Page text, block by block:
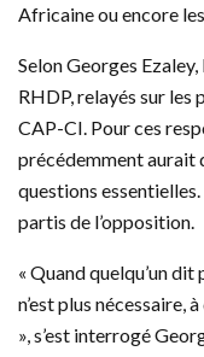
Africaine ou encore
Selon Georges
RHDP, relayés sur
CAP-CI. Pour ces
précédemment aurait
questions
partis de l’opposition.
« Quand quelqu’un
n’est plus nécessaire,
», s’est interrogé